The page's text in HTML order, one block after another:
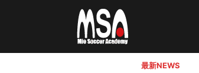
最新NEWS